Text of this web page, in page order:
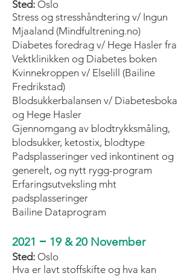
Sted: Oslo
Stress og stresshåndtering v/ Ingun
Mjaaland (Mindfultrening.no)
Diabetes foredrag v/ Hege Hasler fra
Vektklinikken og Diabetes boken
Kvinnekroppen v/ Elselill (Bailine
Fredrikstad)
Blodsukkerbalansen v/ Diabetesboka
og Hege Hasler
Gjennomgang av blodtrykksmåling,
blodsukker, ketostix, blodtype
Padsplasseringer ved inkontinent og
generelt, og nytt rygg-program
Erfaringsutveksling mht
padsplasseringer
Bailine Dataprogram
2021 – 19 & 20 November
Sted: Oslo
Hva er lavt stoffskifte og hva kan